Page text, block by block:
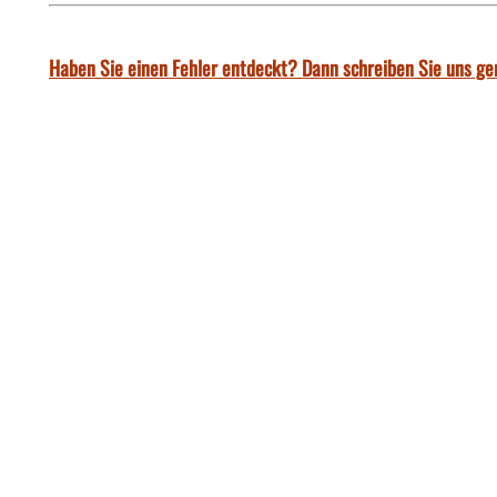
Haben Sie einen Fehler entdeckt? Dann schreiben Sie uns